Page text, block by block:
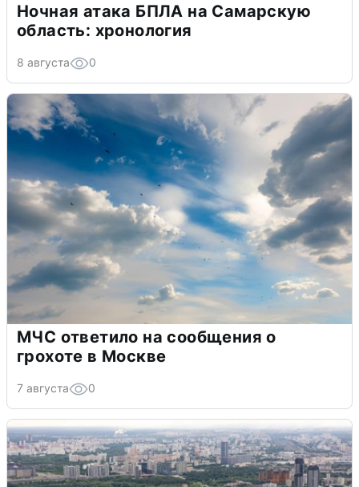
Ночная атака БПЛА на Самарскую
область: хронология
8 августа 0
МЧС ответило на сообщения о
грохоте в Москве
7 августа 0